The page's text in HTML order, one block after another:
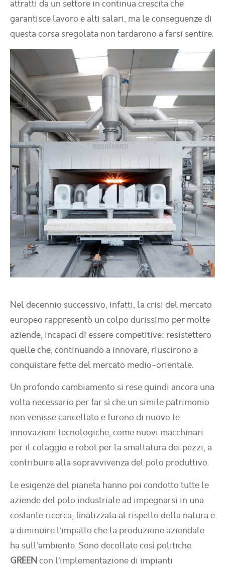
attratti da un settore in continua crescita che
garantisce lavoro e alti salari, ma le conseguenze di
questa corsa sregolata non tardarono a farsi sentire.
Nel decennio successivo, infatti, la crisi del mercato
europeo rappresentò un colpo durissimo per molte
aziende, incapaci di essere competitive: resistettero
quelle che, continuando a innovare, riuscirono a
conquistare fette del mercato medio-orientale.
Un profondo cambiamento si rese quindi ancora una
volta necessario per far sì che un simile patrimonio
non venisse cancellato e furono di nuovo le
innovazioni tecnologiche, come nuovi macchinari
per il colaggio e robot per la smaltatura dei pezzi, a
contribuire alla sopravvivenza del polo produttivo.
Le esigenze del pianeta hanno poi condotto tutte le
aziende del polo industriale ad impegnarsi in una
costante ricerca, finalizzata al rispetto della natura e
a diminuire l’impatto che la produzione aziendale
ha sull’ambiente. Sono decollate così politiche
GREENcon l’implementazione di impianti